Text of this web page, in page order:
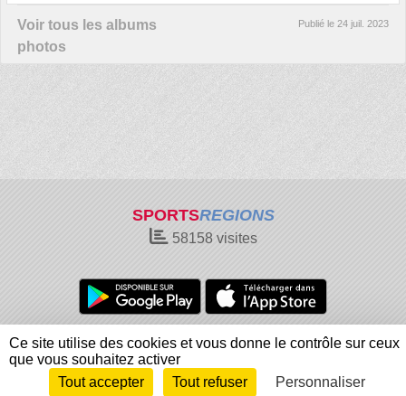
Voir tous les albums
photos
Publié le 24 juil. 2023
SPORTSREGIONS
58158visites
Charte cookies
Gestion des cookies
Informations légales
Signaler un contenu inapproprié
Envie de participer ?
Connexion
Ce site utilise des cookies et vous donne le contrôle sur ceux
que vous souhaitez activer
Tout accepter
Tout refuser Personnaliser